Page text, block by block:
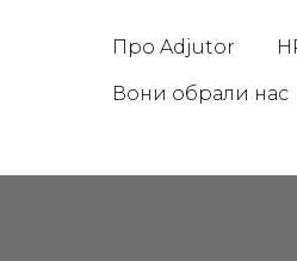
Про Adjutor
Вони обрали нас